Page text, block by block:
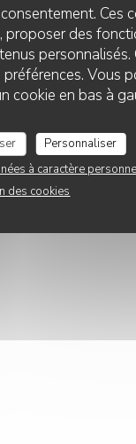
Ces
des
Vous
cookie en bas à
Personnaliser
à caractère
des cookies